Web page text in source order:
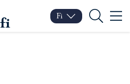
Visit Porvoo – Siirry
Vaihda kieltä
Nykyinen kieli: Suomi
Fi
Hae